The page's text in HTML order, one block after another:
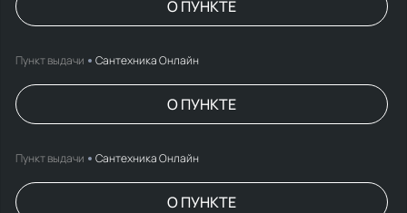
О ПУНКТЕ
Пункт выдачи Сантехника Онлайн
О ПУНКТЕ
Пункт выдачи Сантехника Онлайн
О ПУНКТЕ